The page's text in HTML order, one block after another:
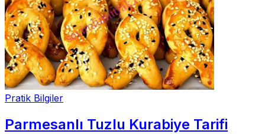
Pratik Bilgiler
Parmesanlı Tuzlu Kurabiye Tarifi